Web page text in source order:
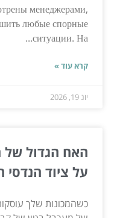
менеджерами,
любые спорные
ситуации. На...
קרא עוד »
יונ 19, 2026
האח הגדול של
על ציוד
כשהמכונות שלך